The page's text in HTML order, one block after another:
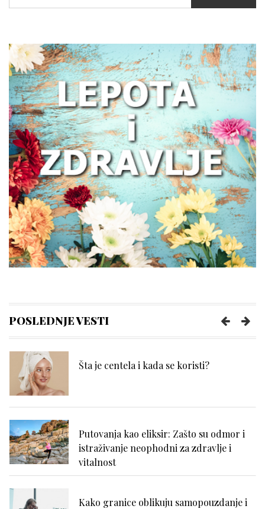
POSLEDNJE VESTI
Zašto žene treba da obrate pažnju na
zdravlje creva
Kako prepoznati trenutak kada vam je
potreban prečišćivač vazduha?
Šta je centela i kada se koristi?
Putovanja kao eliksir: Zašto su odmor i
istraživanje neophodni za zdravlje i
vitalnost
Kako granice oblikuju samopouzdanje i